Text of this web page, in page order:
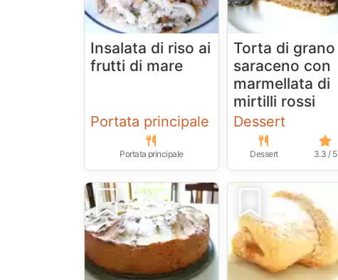
Insalata di riso ai
frutti di mare
Portata principale
Portata principale
Torta di grano
saraceno con
marmellata di
mirtilli rossi
Dessert
Dessert 3.3 / 5